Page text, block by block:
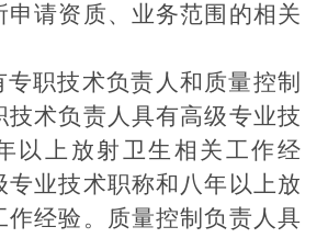
申请资质、业务范围的相关
专职技术负责人和质量控制
技术负责人具有高级专业技
以上放射卫生相关工作经
专业技术职称和八年以上放
作经验。质量控制负责人具